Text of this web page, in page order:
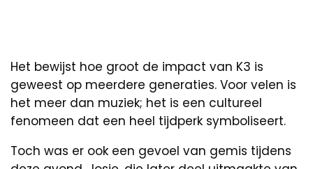
Het bewijst hoe groot de impact van K3 is
geweest op meerdere generaties. Voor velen is
het meer dan muziek; het is een cultureel
fenomeen dat een heel tijdperk symboliseert.
Toch was er ook een gevoel van gemis tijdens